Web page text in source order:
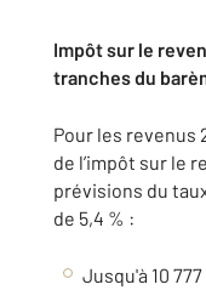
Impôt sur le
tranches du
Pour les revenus
de l’impôt sur le
prévisions du
de 5,4 % :
Jusqu'à 10